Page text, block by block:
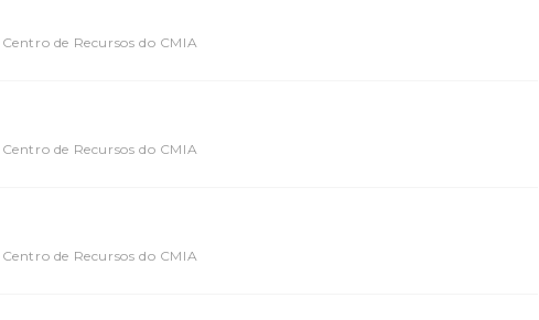
de Recursos do CMIA
de Recursos do CMIA
de Recursos do CMIA